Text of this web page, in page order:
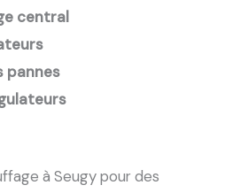
central
pannes
à Seugy pour des